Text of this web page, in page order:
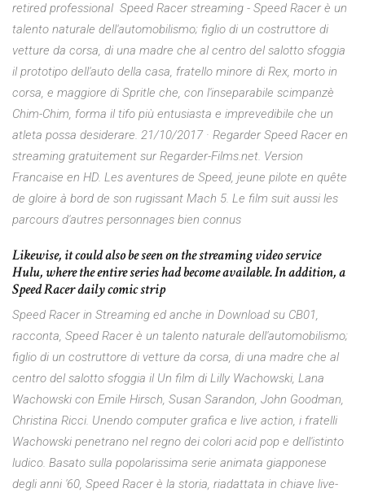
retired professional Speed Racer streaming - Speed Racer è un
talento naturale dell'automobilismo; figlio di un costruttore di
vetture da corsa, di una madre che al centro del salotto sfoggia
il prototipo dell'auto della casa, fratello minore di Rex, morto in
corsa, e maggiore di Spritle che, con l'inseparabile scimpanzè
Chim-Chim, forma il tifo più entusiasta e imprevedibile che un
atleta possa desiderare. 21/10/2017 · Regarder Speed Racer en
streaming gratuitement sur Regarder-Films.net. Version
Francaise en HD. Les aventures de Speed, jeune pilote en quête
de gloire à bord de son rugissant Mach 5. Le film suit aussi les
parcours d'autres personnages bien connus
Likewise, it could also be seen on the streaming video service
Hulu, where the entire series had become available. In addition, a
Speed Racer daily comic strip
Speed Racer in Streaming ed anche in Download su CB01,
racconta, Speed Racer è un talento naturale dell'automobilismo;
figlio di un costruttore di vetture da corsa, di una madre che al
centro del salotto sfoggia il Un film di Lilly Wachowski, Lana
Wachowski con Emile Hirsch, Susan Sarandon, John Goodman,
Christina Ricci. Unendo computer grafica e live action, i fratelli
Wachowski penetrano nel regno dei colori acid pop e dell'istinto
ludico. Basato sulla popolarissima serie animata giapponese
degli anni '60, Speed Racer è la storia, riadattata in chiave live-